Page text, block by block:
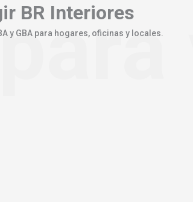
BR Interiores
y GBA para hogares, oficinas y locales.